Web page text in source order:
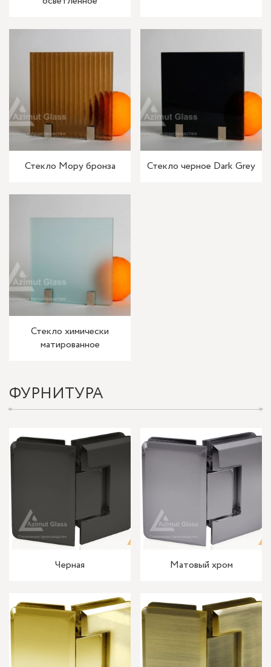
Стекло Мору бронза Стекло черное Dark Grey
Стекло химически
матированное
ФУРНИТУРА
Черная Матовый хром